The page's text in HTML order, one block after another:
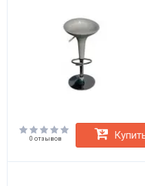
0 отзывов